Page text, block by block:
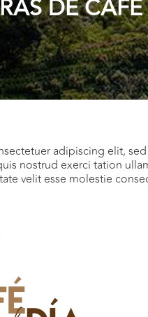
DE CAFÉ
adipiscing elit,
nostrud exerci tation
velit esse molestie